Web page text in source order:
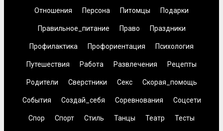
Отношения Персона Питомцы Подарки
Правильное_питание Право Праздники
Профилактика Профориентация Психология
Путешествия Работа Развлечения Рецепты
Родители Сверстники Секс Скорая_помощь
События Создай_себя Соревнования Соцсети
Спор Спорт Стиль Танцы Театр Тесты